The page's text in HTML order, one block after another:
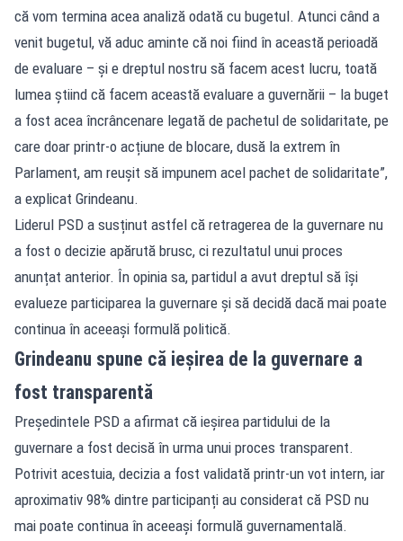
că vom termina acea analiză odată cu bugetul. Atunci când a
venit bugetul, vă aduc aminte că noi fiind în această perioadă
de evaluare – și e dreptul nostru să facem acest lucru, toată
lumea știind că facem această evaluare a guvernării – la buget
a fost acea încrâncenare legată de pachetul de solidaritate, pe
care doar printr-o acțiune de blocare, dusă la extrem în
Parlament, am reușit să impunem acel pachet de solidaritate”,
a explicat Grindeanu.
Liderul PSD a susținut astfel că retragerea de la guvernare nu
a fost o decizie apărută brusc, ci rezultatul unui proces
anunțat anterior. În opinia sa, partidul a avut dreptul să își
evalueze participarea la guvernare și să decidă dacă mai poate
continua în aceeași formulă politică.
Grindeanu spune că ieșirea de la guvernare a
fost transparentă
Președintele PSD a afirmat că ieșirea partidului de la
guvernare a fost decisă în urma unui proces transparent.
Potrivit acestuia, decizia a fost validată printr-un vot intern, iar
aproximativ 98% dintre participanți au considerat că PSD nu
mai poate continua în aceeași formulă guvernamentală.